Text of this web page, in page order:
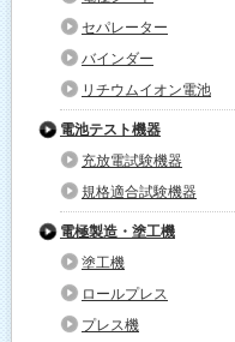
セパレーター
バインダー
リチウムイオン電池
電池テスト機器
充放電試験機器
規格適合試験機器
電極製造・塗工機
塗工機
ロールプレス
プレス機